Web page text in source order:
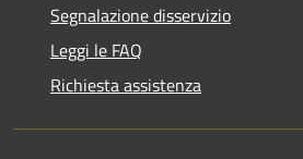
Segnalazione disservizio
Leggi le FAQ
Richiesta assistenza